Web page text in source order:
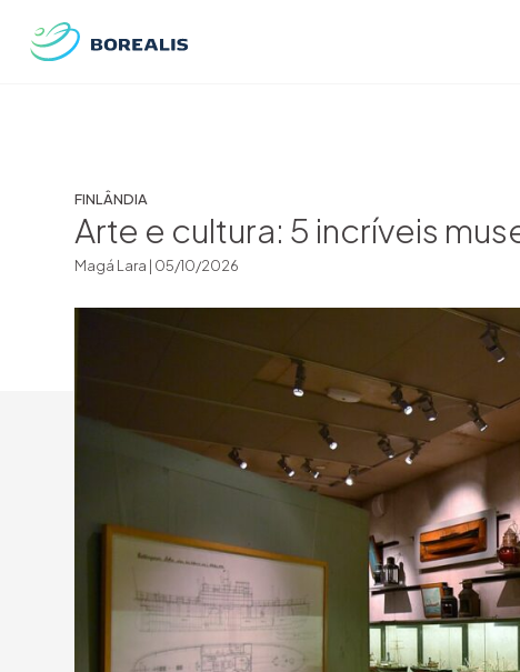
FINLÂNDIA
Arte e cultura: 5 incríveis
Magá Lara | 05/10/2026